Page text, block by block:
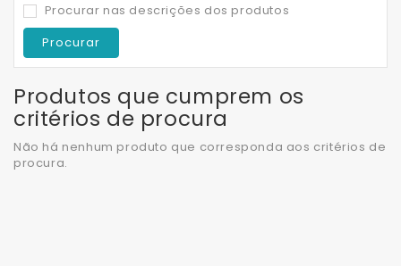
Procurar nas descrições dos produtos
Produtos que cumprem os
critérios de procura
Não há nenhum produto que corresponda aos critérios de
procura.